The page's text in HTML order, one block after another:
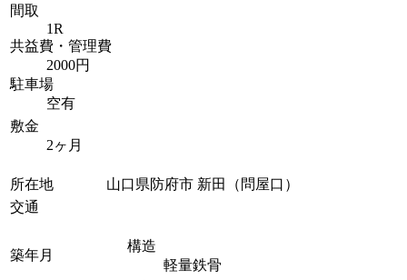
間取
1R
共益費・管理費
2000円
駐車場
空有
敷金
2ヶ月
所在地
山口県防府市 新田（問屋口）
交通
築年月
構造
軽量鉄骨